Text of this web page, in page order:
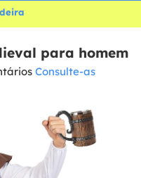
para homem
Consulte-as